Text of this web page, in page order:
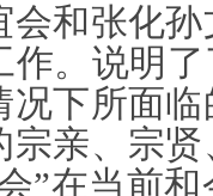
会和张化
。说明
况下所面
宗亲、宗
”在当前